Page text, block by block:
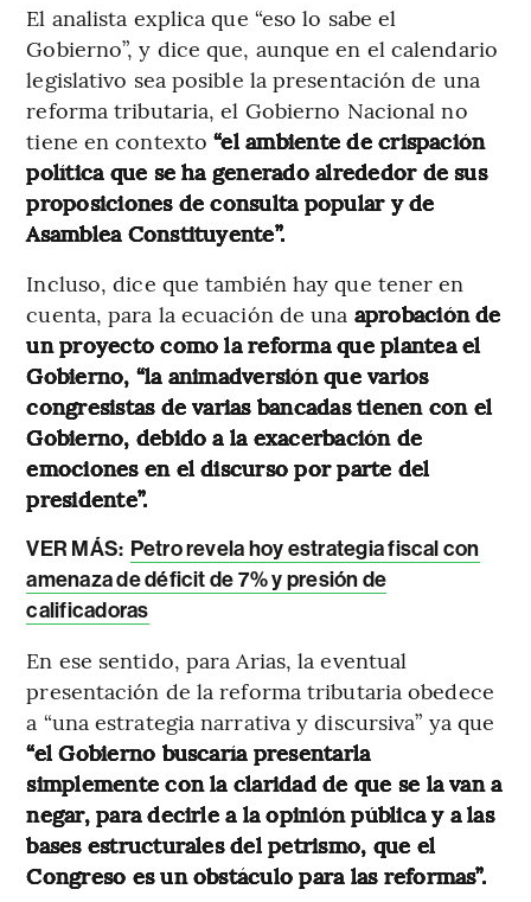
El analista explica que “eso lo sabe el
Gobierno”, y dice que, aunque en el calendario
legislativo sea posible la presentación de una
reforma tributaria, el Gobierno Nacional no
tiene en contexto“el ambiente de crispación
política que se ha generado alrededor de sus
proposiciones de consulta popular y de
Asamblea Constituyente”.
Incluso, dice que también hay que tener en
cuenta, para la ecuación de una aprobación de
un proyecto como la reforma que plantea el
Gobierno, “la animadversión que varios
congresistas de varias bancadas tienen con el
Gobierno, debido a la exacerbación de
emociones en el discurso por parte del
presidente”.
VER MÁS: Petro revela hoy estrategia fiscal con
amenaza de déficit de 7% y presión de
calificadoras
En ese sentido, para Arias, la eventual
presentación de la reforma tributaria obedece
a “una estrategia narrativa y discursiva” ya que
“el Gobierno buscaría presentarla
simplemente con la claridad de que se la van a
negar, para decirle a la opinión pública y a las
bases estructurales del petrismo, que el
Congreso es un obstáculo para las reformas”.